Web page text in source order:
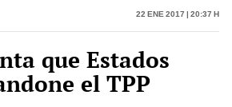
22 Ene 2017 | 20:37 h
que Estados
el TPP